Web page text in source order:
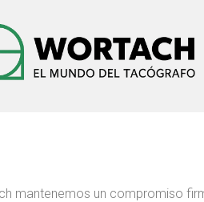
mantenemos un compromiso